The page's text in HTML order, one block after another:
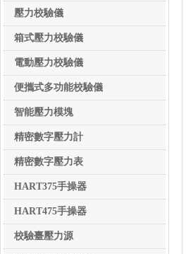
壓力校驗儀
箱式壓力校驗儀
電動壓力校驗儀
便攜式多功能校驗儀
智能壓力模塊
精密數字壓力計
精密數字壓力表
HART375手操器
HART475手操器
校驗臺壓力源